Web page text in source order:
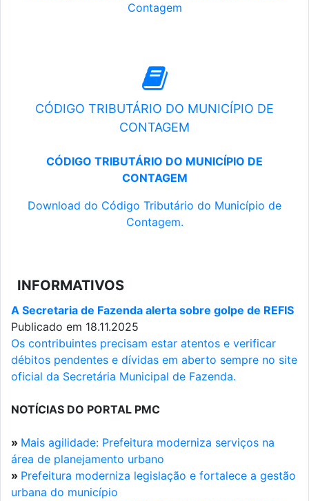
Contagem
CÓDIGO TRIBUTÁRIO DO MUNICÍPIO DE
CONTAGEM
CÓDIGO TRIBUTÁRIO DO MUNICÍPIO DE
CONTAGEM
Download do Código Tributário do Município de
Contagem.
INFORMATIVOS
A Secretaria de Fazenda alerta sobre golpe de REFIS
Publicado em 18.11.2025
Os contribuintes precisam estar atentos e verificar
débitos pendentes e dívidas em aberto sempre no site
oficial da Secretária Municipal de Fazenda.
NOTÍCIAS DO PORTAL PMC
» Mais agilidade: Prefeitura moderniza serviços na
área de planejamento urbano
» Prefeitura moderniza legislação e fortalece a gestão
urbana do município